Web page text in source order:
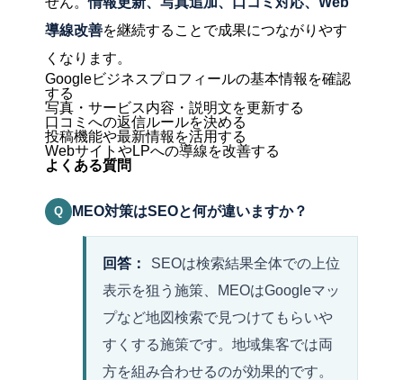
導線改善を継続することで成果につながりやす
くなります。
Googleビジネスプロフィールの基本情報を確認
する
写真・サービス内容・説明文を更新する
口コミへの返信ルールを決める
投稿機能や最新情報を活用する
WebサイトやLPへの導線を改善する
よくある質問
Q MEO対策はSEOと何が違いますか？
回答：
SEOは検索結果全体での上位
表示を狙う施策、MEOはGoogleマッ
プなど地図検索で見つけてもらいや
すくする施策です。地域集客では両
方を組み合わせるのが効果的です。